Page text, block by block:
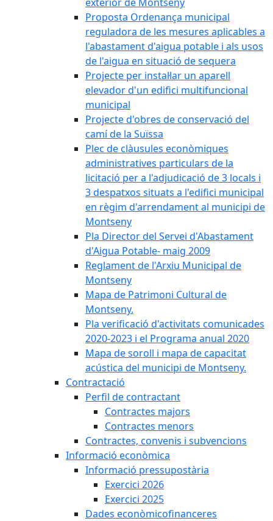
Proposta Ordenança municipal
reguladora de les mesures aplicables a
l'abastament d'aigua potable i als usos
de l'aigua en situació de sequera
Projecte per instal·lar un aparell
elevador d'un edifici multifuncional
municipal
Projecte d'obres de conservació del
camí de la Suïssa
Plec de clàusules econòmiques
administratives particulars de la
licitació per a l'adjudicació de 3 locals i
3 despatxos situats a l'edifici municipal
en règim d'arrendament al municipi de
Montseny
Pla Director del Servei d'Abastament
d'Aigua Potable- maig 2009
Reglament de l'Arxiu Municipal de
Montseny
Mapa de Patrimoni Cultural de
Montseny.
Pla verificació d'activitats comunicades
2020-2023 i el Programa anual 2020
Mapa de soroll i mapa de capacitat
acústica del municipi de Montseny.
Contractació
Perfil de contractant
Contractes majors
Contractes menors
Contractes, convenis i subvencions
Informació econòmica
Informació pressupostària
Exercici 2026
Exercici 2025
Dades econòmicofinanceres